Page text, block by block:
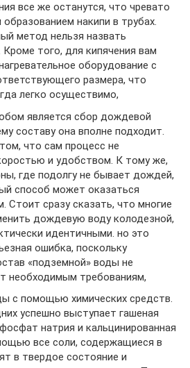
все же останутся, что чревато
накипи в трубах.
метод нельзя назвать
того, для кипячения вам
оборудование с
размера, что
легко осуществимо,
является сбор дождевой
составу она вполне подходит.
что сам процесс не
и удобством. К тому же,
где подолгу не бывает дождей,
способ может оказаться
Стоит сразу сказать, что многие
дождевую воду колодезной,
идентичными. но это
ошибка, поскольку
«подземной» воды не
необходимым требованиям,
с помощью химических средств.
успешно выступает гашеная
натрия и кальцинированная
все соли, содержащиеся в
в твердое состояние и